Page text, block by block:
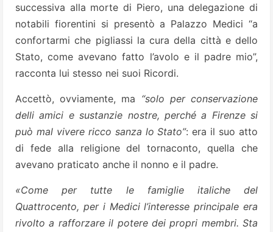
successiva alla morte di Piero, una delegazione di
notabili fiorentini si presentò a Palazzo Medici “a
confortarmi che pigliassi la cura della città e dello
Stato, come avevano fatto l’avolo e il padre mio”,
racconta lui stesso nei suoi Ricordi.
Accettò, ovviamente, ma “solo per conservazione
delli amici e sustanzie nostre, perché a Firenze si
può mal vivere ricco sanza lo Stato”: era il suo atto
di fede alla religione del tornaconto, quella che
avevano praticato anche il nonno e il padre.
«Come per tutte le famiglie italiche del
Quattrocento, per i Medici l’interesse principale era
rivolto a rafforzare il potere dei propri membri. Sta